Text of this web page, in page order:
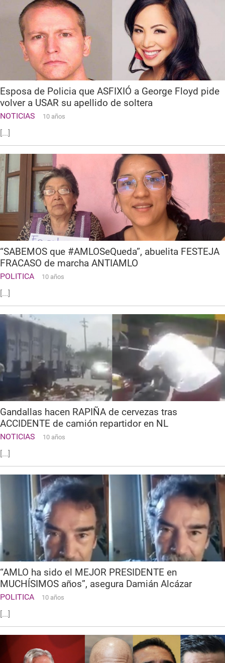
Esposa de Policia que ASFIXIÓ a George Floyd pide
volver a USAR su apellido de soltera
NOTICIAS 10 años
[...]
“SABEMOS que #AMLOSeQueda”, abuelita FESTEJA
FRACASO de marcha ANTIAMLO
POLITICA 10 años
[...]
Gandallas hacen RAPIÑA de cervezas tras
ACCIDENTE de camión repartidor en NL
NOTICIAS 10 años
[...]
“AMLO ha sido el MEJOR PRESIDENTE en
MUCHÍSIMOS años”, asegura Damián Alcázar
POLITICA 10 años
[...]